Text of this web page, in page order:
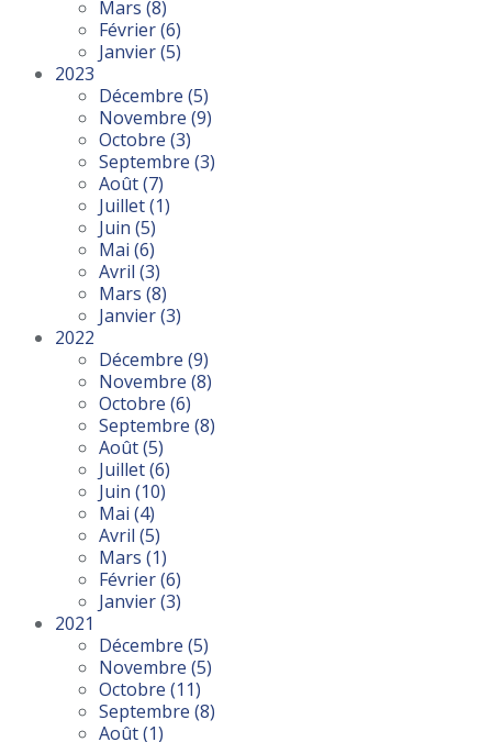
Mars (8)
Février(6)
Janvier(5)
2023
Décembre (5)
Novembre (9)
Octobre (3)
Septembre (3)
Août(7)
Juillet(1)
Juin (5)
Mai (6)
Avril (3)
Mars (8)
Janvier(3)
2022
Décembre (9)
Novembre (8)
Octobre (6)
Septembre (8)
Août(5)
Juillet(6)
Juin (10)
Mai (4)
Avril (5)
Mars (1)
Février(6)
Janvier(3)
2021
Décembre (5)
Novembre (5)
Octobre (11)
Septembre (8)
Août(1)